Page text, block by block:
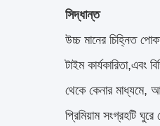
সিদ্ধান্ত
উচ্চ মানের চিহ্নিত
টাইম কার্যকারিতা,এবং
থেকে কেনার
প্রিমিয়াম সংগ্রহটি ঘুরে